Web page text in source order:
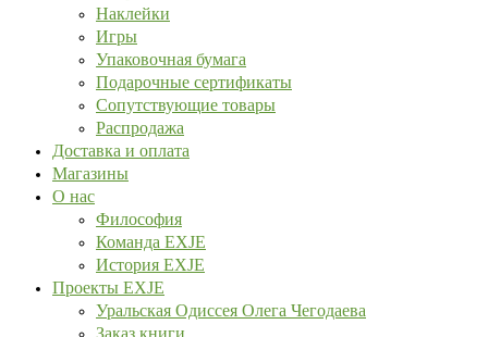
Наклейки
Игры
Упаковочная бумага
Подарочные сертификаты
Сопутствующие товары
Распродажа
Доставка и оплата
Магазины
О нас
Философия
Команда EXJE
История EXJE
Проекты EXJE
Уральская Одиссея Олега Чегодаева
Заказ книги